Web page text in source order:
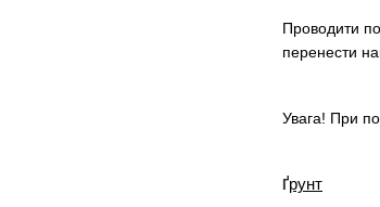
Проводити
перенести
Увага! При
Ґрунт